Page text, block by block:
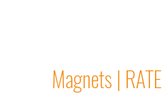
Magnets |